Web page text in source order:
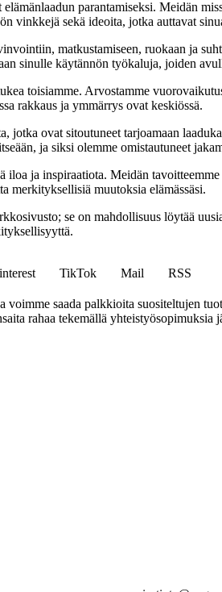
parantamiseksi. Meidän
vinkkejä sekä ideoita, jotka auttavat
matkustamiseen, ruokaan ja
sinulle käytännön työkaluja, joiden
toisiamme. Arvostamme
rakkaus ja ymmärrys ovat keskiössä.
ovat sitoutuneet tarjoamaan
ja siksi olemme omistautuneet
ja inspiraatiota. Meidän
merkityksellisiä muutoksia elämässäsi.
se on mahdollisuus löytää
TikTok Mail
RSS
saada palkkioita suositeltujen
rahaa tekemällä